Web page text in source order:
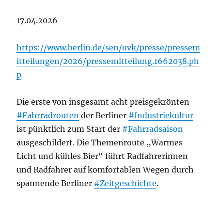
17.04.2026
https://www.berlin.de/sen/uvk/presse/pressem
itteilungen/2026/pressemitteilung.1662038.ph
p
Die erste von insgesamt acht preisgekrönten
#Fahrradrouten der Berliner #Industriekultur
ist pünktlich zum Start der #Fahrradsaison
ausgeschildert. Die Themenroute „Warmes
Licht und kühles Bier“ führt Radfahrerinnen
und Radfahrer auf komfortablen Wegen durch
spannende Berliner #Zeitgeschichte.